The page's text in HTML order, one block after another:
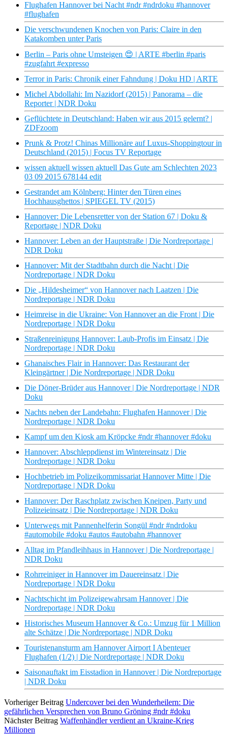
Flughafen Hannover bei Nacht #ndr #ndrdoku #hannover
#flughafen
Die verschwundenen Knochen von Paris: Claire in den
Katakomben unter Paris
Berlin – Paris ohne Umsteigen 😍 | ARTE #berlin #paris
#zugfahrt #expresso
Terror in Paris: Chronik einer Fahndung | Doku HD | ARTE
Michel Abdollahi: Im Nazidorf (2015) | Panorama – die
Reporter | NDR Doku
Geflüchtete in Deutschland: Haben wir aus 2015 gelernt? |
ZDFzoom
Prunk & Protz! Chinas Millionäre auf Luxus-Shoppingtour in
Deutschland (2015) | Focus TV Reportage
wissen aktuell wissen aktuell Das Gute am Schlechten 2023
03 09 2015 678144 edit
Gestrandet am Kölnberg: Hinter den Türen eines
Hochhausghettos | SPIEGEL TV (2015)
Hannover: Die Lebensretter von der Station 67 | Doku &
Reportage | NDR Doku
Hannover: Leben an der Hauptstraße | Die Nordreportage |
NDR Doku
Hannover: Mit der Stadtbahn durch die Nacht | Die
Nordreportage | NDR Doku
Die „Hildesheimer“ von Hannover nach Laatzen | Die
Nordreportage | NDR Doku
Heimreise in die Ukraine: Von Hannover an die Front | Die
Nordreportage | NDR Doku
Straßenreinigung Hannover: Laub-Profis im Einsatz | Die
Nordreportage | NDR Doku
Ghanaisches Flair in Hannover: Das Restaurant der
Kleingärtner | Die Nordreportage | NDR Doku
Die Döner-Brüder aus Hannover | Die Nordreportage | NDR
Doku
Nachts neben der Landebahn: Flughafen Hannover | Die
Nordreportage | NDR Doku
Kampf um den Kiosk am Kröpcke #ndr #hannover #doku
Hannover: Abschleppdienst im Wintereinsatz | Die
Nordreportage | NDR Doku
Hochbetrieb im Polizeikommissariat Hannover Mitte | Die
Nordreportage | NDR Doku
Hannover: Der Raschplatz zwischen Kneipen, Party und
Polizeieinsatz | Die Nordreportage | NDR Doku
Unterwegs mit Pannenhelferin Songül #ndr #ndrdoku
#automobile #doku #autos #autobahn #hannover
Alltag im Pfandleihhaus in Hannover | Die Nordreportage |
NDR Doku
Rohrreiniger in Hannover im Dauereinsatz | Die
Nordreportage | NDR Doku
Nachtschicht im Polizeigewahrsam Hannover | Die
Nordreportage | NDR Doku
Historisches Museum Hannover & Co.: Umzug für 1 Million
alte Schätze | Die Nordreportage | NDR Doku
Touristenansturm am Hannover Airport I Abenteuer
Flughafen (1/2) | Die Nordreportage | NDR Doku
Saisonauftakt im Eisstadion in Hannover | Die Nordreportage
| NDR Doku
Vorheriger Beitrag Undercover bei den Wunderheilern: Die
gefährlichen Versprechen von Bruno Gröning #ndr #doku
Nächster Beitrag Waffenhändler verdient an Ukraine-Krieg
Millionen